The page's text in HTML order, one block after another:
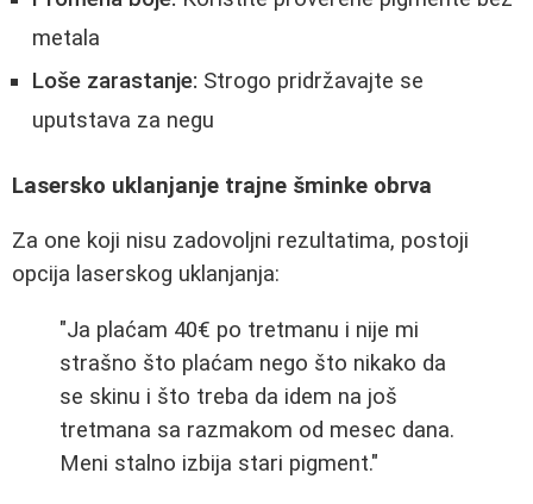
metala
Loše zarastanje: Strogo pridržavajte se
uputstava za negu
Lasersko uklanjanje trajne šminke obrva
Za one koji nisu zadovoljni rezultatima, postoji
opcija laserskog uklanjanja:
"Ja plaćam 40€ po tretmanu i nije mi
strašno što plaćam nego što nikako da
se skinu i što treba da idem na još
tretmana sa razmakom od mesec dana.
Meni stalno izbija stari pigment."